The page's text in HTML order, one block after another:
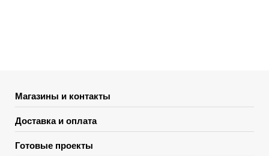
Магазины и контакты
Доставка и оплата
Готовые проекты